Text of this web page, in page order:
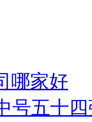
哪家好
号五十